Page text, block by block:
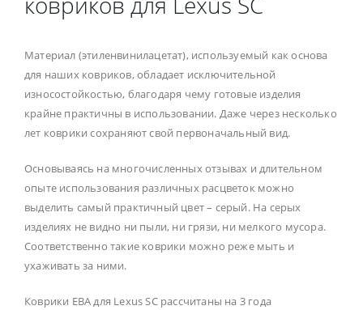
Материал (этиленвинилацетат), используемый как основа
для наших ковриков, обладает исключительной
износостойкостью, благодаря чему готовые изделия
крайне практичны в использовании. Даже через несколько
лет коврики сохраняют свой первоначальный вид.
Основываясь на многочисленных отзывах и длительном
опыте использования различных расцветок можно
выделить самый практичный цвет – серый. На серых
изделиях не видно ни пыли, ни грязи, ни мелкого мусора.
Соответственно такие коврики можно реже мыть и
ухаживать за ними.
Коврики ЕВА для Lexus SC рассчитаны на 3 года